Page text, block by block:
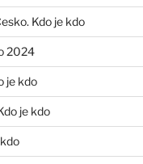
Kdo je kdo
2024
je kdo
je kdo